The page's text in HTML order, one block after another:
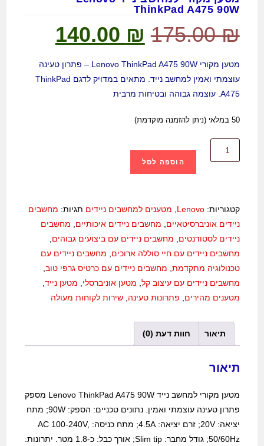
ThinkPad A475 90W
175.00₪
140.00 ₪
מטען מקורי Lenovo ThinkPad A475 90W – פתרון טעינה
עוצמתי ואמין למחשב נייד. מתאים במדויק לדגם ThinkPad
A475. עוצמה גבוהה ובטיחות מרבית
50 במלאי (ניתן להזמנה מוקדמת)
הוספה לסל
קטגוריות:Lenovo מטענים למחשבים ניידים תגיות: מחשבים
ניידים אוניברסיטאיים
מחשבים ניידים איכותיים
מחשבים
ניידים לסטודנטים
מחשבים ניידים עם ביצועים גבוהים
מחשבים ניידים עם חיי סוללה ארוכים
מחשבים ניידים עם
טכנולוגיה מתקדמת מחשבים ניידים עם כרטיס גרפי טוב
מחשבים ניידים עם עיצוב קל מטען אוניברסלי מטען נייד
מטענים מהירים
פתרונות טעינה ,שירות לקוחות מעולה
תיאור חוות דעת (0)
תיאור
מטען מקורי למחשב נייד Lenovo ThinkPad A475 90W מספק
פתרון טעינה עוצמתי ואמין. נתונים טכניים: הספק: 90W; מתח
יציאה: 20V; זרם יציאה: 4.5A; מתח כניסה: AC 100-240V,
50/60Hz; גודל מחבר: Slim tip; אורך כבל: כ-1.8 מטר. יתרונות: